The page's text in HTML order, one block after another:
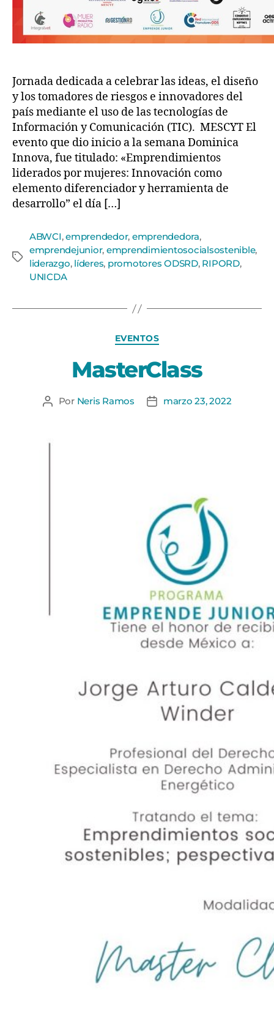
Jornada dedicada a celebrar las ideas, el diseño
y los tomadores de riesgos e innovadores del
país mediante el uso de las tecnologías de
Información y Comunicación (TIC). MESCYT El
evento que dio inicio a la semana Dominica
Innova, fue titulado: «Emprendimientos
liderados por mujeres: Innovación como
elemento diferenciador y herramienta de
desarrollo” el día […]
ABWCI,emprendedor, emprendedora,
emprendejunior, emprendimientosocialsostenible,
liderazgo, líderes, promotores ODSRD, RIPORD,
UNICDA
EVENTOS
MasterClass
Por Neris Ramos marzo 23, 2022